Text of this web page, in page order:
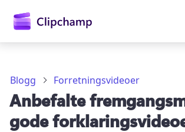
Blogg Forretningsvideoer
Anbefalte
gode